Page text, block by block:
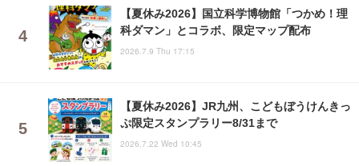
【夏休み2026】国立科学博物館「つかめ！理
科ダマン」とコラボ、限定マップ配布
2026.7.9 Thu 17:15
【夏休み2026】JR九州、こどもぼうけんきっ
ぷ限定スタンプラリー8/31まで
2026.7.22 Wed 10:45